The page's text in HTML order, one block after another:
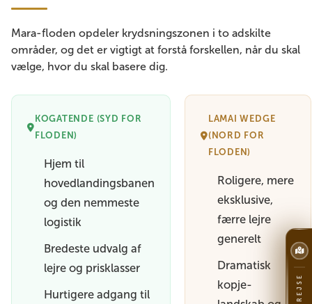
Mara-floden opdeler krydsningszonen i to adskilte
områder, og det er vigtigt at forstå forskellen, når du skal
vælge, hvor du skal basere dig.
KOGATENDE (SYD FOR
FLODEN)
Hjem til
hovedlandingsbanen
og den nemmeste
logistik
Bredeste udvalg af
lejre og prisklasser
Hurtigere adgang til
LAMAI WEDGE
(NORD FOR
FLODEN)
Roligere, mere
eksklusive,
færre lejre
generelt
Dramatisk
kopje-